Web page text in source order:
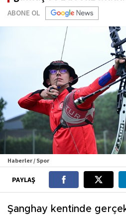
ABONE OL
Haberler / Spor
PAYLAŞ
Şanghay kentinde